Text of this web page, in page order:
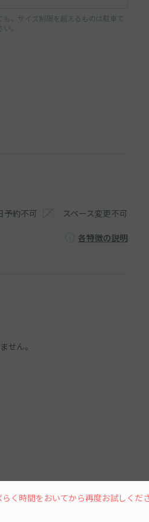
、サイズ制限を超えるものは駐車で
。
予約不可 スペース変更不可
各特徴の説明
せん。
ーで利用できません
く時間をおいてから再度お試しくだ